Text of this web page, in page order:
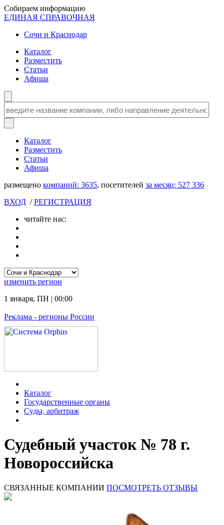
Собираем информацию
ЕДИНАЯ СПРАВОЧНАЯ
Сочи и Краснодар
Каталог
Разместить
Статьи
Афиша
Каталог
Разместить
Статьи
Афиша
размещено компаний: 3635, посетителей за месяц: 527 336
ВХОД /РЕГИСТРАЦИЯ
читайте нас:
изменить регион
1 января, ПН | 00:00
Реклама - регионы России
Каталог
Государственные органы
Суды, арбитраж
Судебный участок № 78 г.
Новороссийска
СВЯЗАННЫЕ КОМПАНИИ ПОСМОТРЕТЬ ОТЗЫВЫ